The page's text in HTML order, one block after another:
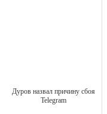
Дуров назвал причину сбоя
Telegram